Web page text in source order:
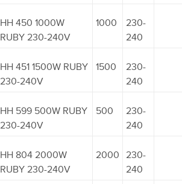
HH 450 1000W
RUBY 230-240V
1000
230-
240
HH 451 1500W RUBY
230-240V
1500
230-
240
HH 599 500W RUBY
230-240V
500
230-
240
HH 804 2000W
RUBY 230-240V
2000
230-
240